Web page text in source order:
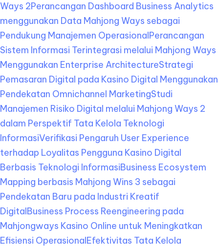
Ways 2Perancangan Dashboard Business Analytics
menggunakan Data Mahjong Ways sebagai
Pendukung Manajemen OperasionalPerancangan
Sistem Informasi Terintegrasi melalui Mahjong Ways
Menggunakan Enterprise ArchitectureStrategi
Pemasaran Digital pada Kasino Digital Menggunakan
Pendekatan Omnichannel MarketingStudi
Manajemen Risiko Digital melalui Mahjong Ways 2
dalam Perspektif Tata Kelola Teknologi
InformasiVerifikasi Pengaruh User Experience
terhadap Loyalitas Pengguna Kasino Digital
Berbasis Teknologi InformasiBusiness Ecosystem
Mapping berbasis Mahjong Wins 3 sebagai
Pendekatan Baru pada Industri Kreatif
DigitalBusiness Process Reengineering pada
Mahjongways Kasino Online untuk Meningkatkan
Efisiensi OperasionalEfektivitas Tata Kelola